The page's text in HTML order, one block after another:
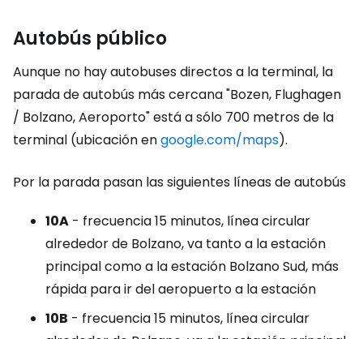
Autobús público
Aunque no hay autobuses directos a la terminal, la
parada de autobús más cercana "Bozen, Flughagen
/ Bolzano, Aeroporto" está a sólo 700 metros de la
terminal (ubicación engoogle.com/maps).
Por la parada pasan las siguientes líneas de autobús
10A - frecuencia 15 minutos, línea circular
alrededor de Bolzano, va tanto a la estación
principal como a la estación Bolzano Sud, más
rápida para ir del aeropuerto a la estación
10B - frecuencia 15 minutos, línea circular